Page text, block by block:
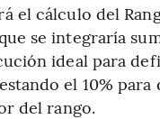
el cálculo del
se integraría
ideal para
el 10% para
del rango.